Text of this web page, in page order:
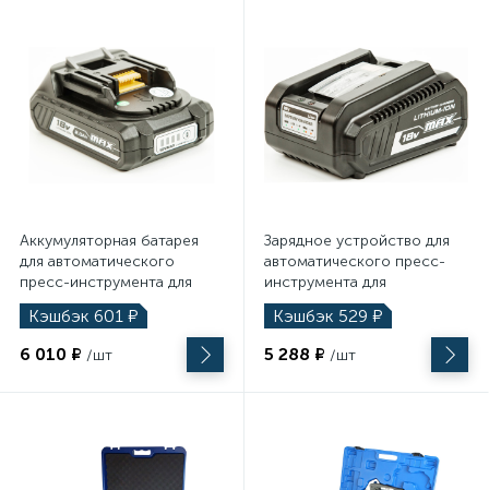
Аккумуляторная батарея
для автоматического
пресс-инструмента для
аксиальных фитингов, Li-
ion, 18V 2.0Ah
Кэшбэк 601 ₽
6 010 ₽ /шт
Зарядное устройство для
автоматического пресс-
инструмента для
аксиальных фитингов, 18V
Кэшбэк 529 ₽
5 288 ₽ /шт